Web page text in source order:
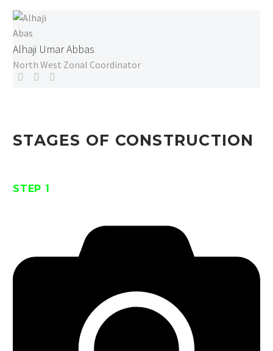
Alhaji Umar Abbas
North West Zonal Coordinator
STAGES OF CONSTRUCTION
STEP 1